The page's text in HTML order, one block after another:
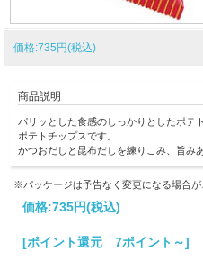
価格:735円(税込)
商品説明
パリッとした食感のしっかりとしたポテ
ポテトチップスです。
かつおだしと昆布だしを練りこみ、旨み
※パッケージは予告なく変更になる場合が
価格:735円(税込)
[ポイント還元 7ポイント～]